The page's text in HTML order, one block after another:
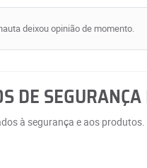
deixou opinião de momento.
DE
à segurança e aos produtos.